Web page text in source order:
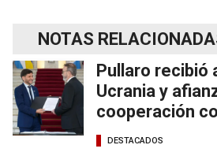
NOTAS
Pullaro recibió
Ucrania y
cooperación
DESTACADOS